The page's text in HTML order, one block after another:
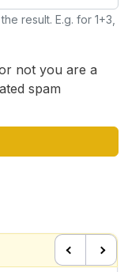
result. E.g. for 1+3,
not you are a
spam